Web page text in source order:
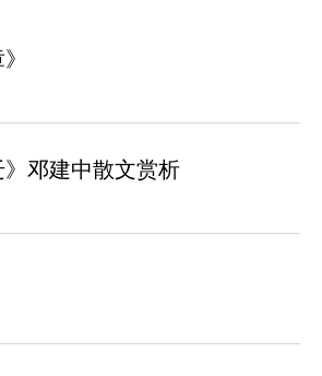
》邓建中散文赏析